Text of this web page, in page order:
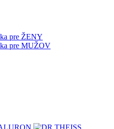
pre ŽENY
pre MUŽOV